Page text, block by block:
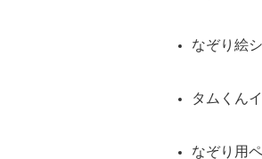
なぞり絵
タムくん
なぞり用